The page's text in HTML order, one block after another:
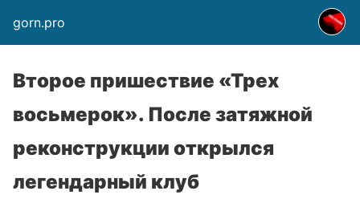
gorn.pro
Второе пришествие «Трех
восьмерок». После затяжной
реконструкции открылся
легендарный клуб